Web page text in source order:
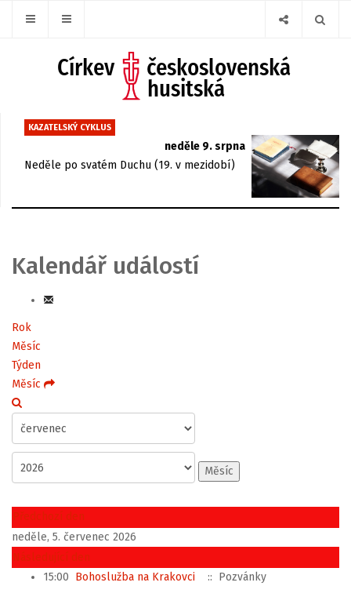
KAZATELSKÝ CYKLUS
neděle 9. srpna
Neděle po svatém Duchu (19. v mezidobí)
Kalendář událostí
Rok
Měsíc
Týden
Měsíc
Měsíc
Předchozí den
neděle, 5. červenec 2026
Následující den
15:00 Bohoslužba na Krakovci :: Pozvánky